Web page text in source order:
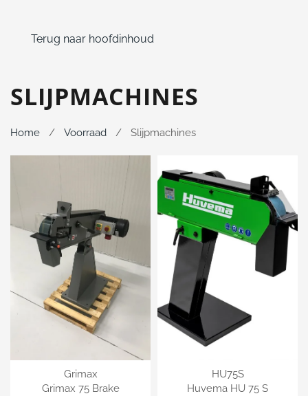
Terug naar hoofdinhoud
SLIJPMACHINES
Home Voorraad Slijpmachines
Grimax
Grimax 75 Brake
HU75S
Huvema HU 75 S